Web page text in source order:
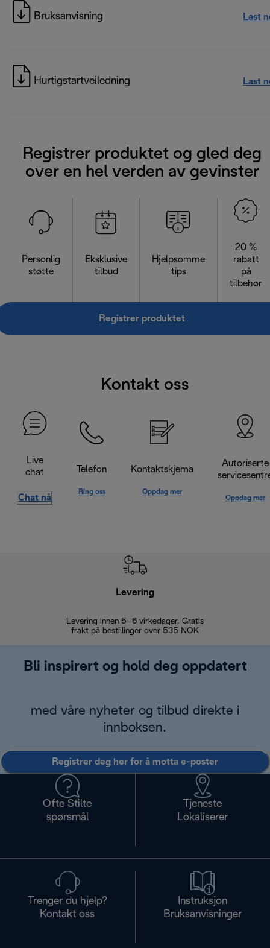
Bruksanvisning Last
Hurtigstartveiledning Last
Registrer produktet og gled deg
over en hel verden av gevinster
Personlig
støtte
Eksklusive
tilbud
Hjelpsomme
tips
20 %
rabatt
på
tilbehør
Registrer produktet
Kontakt oss
Live
chat
Chat nå
Telefon
Ring oss
Kontaktskjema
Oppdag mer
Autoriserte
Oppdag mer
Levering
Levering innen 5–6 virkedager. Gratis
frakt på bestillinger over 535 NOK
Bli inspirert og hold deg oppdatert
med våre nyheter og tilbud direkte i
innboksen.
Registrer deg her for å motta e-poster
Ofte Stilte
spørsmål
Tjeneste
Lokaliserer
Trenger du hjelp?
Kontakt oss
Instruksjon
Bruksanvisninger